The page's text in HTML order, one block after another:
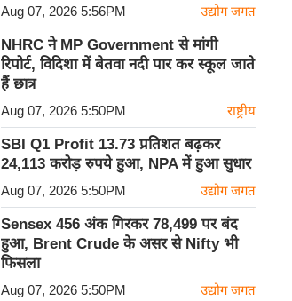
Aug 07, 2026 5:56PM उद्योग जगत
NHRC ने MP Government से मांगी
रिपोर्ट, विदिशा में बेतवा नदी पार कर स्कूल जाते
हैं छात्र
Aug 07, 2026 5:50PM राष्ट्रीय
SBI Q1 Profit 13.73 प्रतिशत बढ़कर
24,113 करोड़ रुपये हुआ, NPA में हुआ सुधार
Aug 07, 2026 5:50PM उद्योग जगत
Sensex 456 अंक गिरकर 78,499 पर बंद
हुआ, Brent Crude के असर से Nifty भी
फिसला
Aug 07, 2026 5:50PM उद्योग जगत